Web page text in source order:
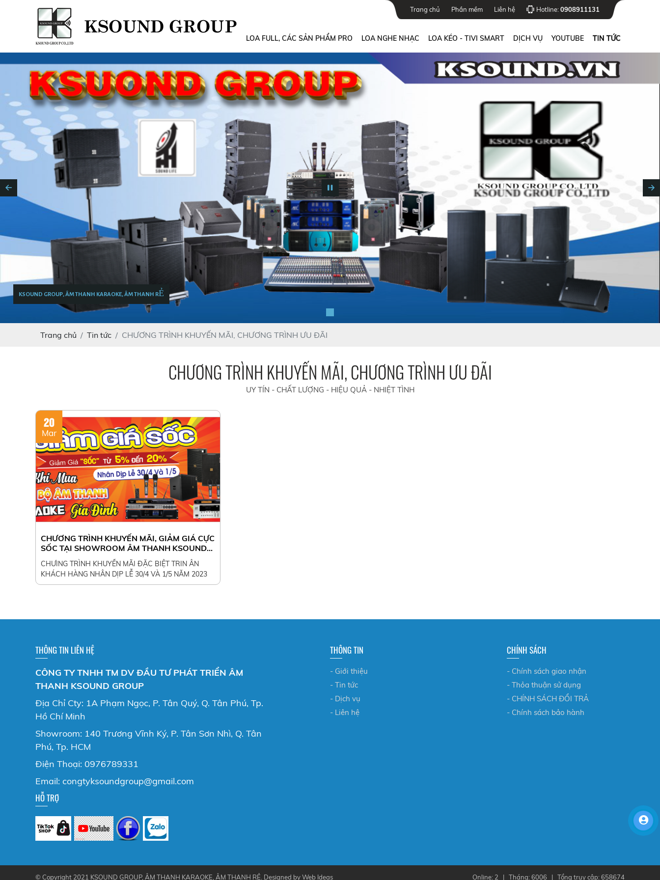
Trang chủ Phần mềm Liên hệ Hotline:0908911131
LOA FULL, CÁC SẢN PHẨM PRO LOA NGHE NHẠC LOA KÉO - TIVI SMART DỊCH VỤ YOUTUBE TIN TỨC
KSOUND GROUP, ÂM THANH KARAOKE, ÂM THANH RẺ
Trang chủ Tin tức CHƯƠNG TRÌNH KHUYẾN MÃI, CHƯƠNG TRÌNH ƯU ĐÃI
CHƯƠNG TRÌNH KHUYẾN MÃI, CHƯƠNG TRÌNH ƯU ĐÃI
UY TÍN - CHẤT LƯỢNG - HIỆU QUẢ - NHIỆT TÌNH
20
Mar
CHƯƠNG TRÌNH KHUYẾN MÃI, GIẢM GIÁ CỰC
SỐC TẠI SHOWROOM ÂM THANH KSOUND
GROUP
CHƯING TRÌNH KHUYẾN MÃI ĐẶC BIỆT TRIN ÂN
KHÁCH HÀNG NHÂN DỊP LỄ 30/4 VÀ 1/5 NĂM 2023
THÔNG TIN LIÊN HỆ
CÔNG TY TNHH TM DV ĐẦU TƯ PHÁT TRIỂN ÂM
THANH KSOUND GROUP
Địa Chỉ Cty: 1A Phạm Ngọc, P. Tân Quý, Q. Tân Phú, Tp.
Hồ Chí Minh
Showroom: 140 Trương Vĩnh Ký, P. Tân Sơn Nhì, Q. Tân
Phú, Tp. HCM
Điện Thoại: 0976789331
Email: congtyksoundgroup@gmail.com
THÔNG TIN
- Giới thiệu
- Tin tức
- Dịch vụ
- Liên hệ
CHÍNH SÁCH
- Chính sách giao nhận
- Thỏa thuận sử dụng
- CHÍNH SÁCH ĐỔI TRẢ
- Chính sách bảo hành
HỖ TRỢ
© Copyright 2021 KSOUND GROUP, ÂM THANH KARAOKE, ÂM THANH RẺ. Designed byWeb Ideas Online: 2 | Tháng: 6006 | Tổng truy cập: 658674